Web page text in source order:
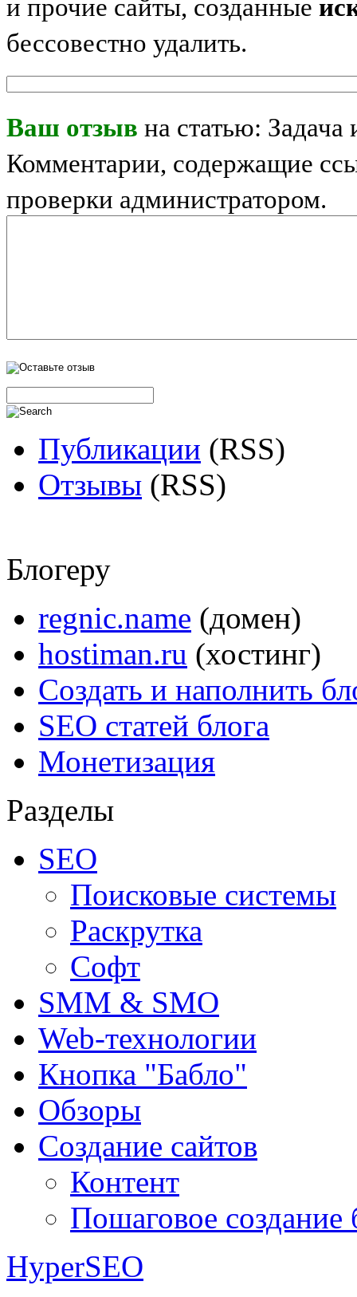
и прочие сайты, созданные
бессовестно удалить.
Ваш отзыв на статью:
Комментарии, содержащие
проверки администратором.
Публикации (RSS)
Отзывы (RSS)
Блогеру
regnic.name (домен)
hostiman.ru (хостинг)
Создать и наполнить
SEO статей блога
Монетизация
Разделы
SEO
Поисковые системы
Раскрутка
Софт
SMM & SMO
Web-технологии
Кнопка "Бабло"
Обзоры
Создание сайтов
Контент
Пошаговое создание
HyperSEO